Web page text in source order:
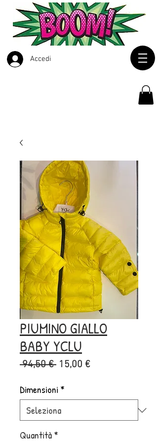
Accedi
PIUMINO GIALLO
BABY YCLU
94,50 € Prezzo
15,00 €Prezzo
Dimensioni *
Quantità*